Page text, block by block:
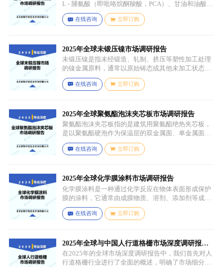
L - 脯氨酸（即吡咯烷酮羧酸，PCA）、甘油和油酸通
过化学反应生成，化学名称为 5 - 氧代 - L - 脯氨酸 2 -
羟基 - 3-(油酰氧基) 丙酯，分子式为 C26H45NO6，分
先进行皂化反应得到脂肪酸盐，再经过酸化、酯化等
一系列反应，将甘油与油酸结合，并引入 PCA 基团，
从而得到 PCA 甘油油酸酯。
在线咨询 立即订购
2025年全球未锻压镍市场调研报告
未锻压镍是指未经锻造、轧制、挤压等塑性加工处理
的镍金属原料，通常以原始铸态或其他未加工状态存
在，一般为块状、锭状、粒状或其他铸造成型的原始
形态，表面可能保留铸造过程中形成的粗糙纹理或缺
力学性能，质地较脆且强度较低。
在线咨询 立即订购
2025年全球聚氨酯泡沫夹芯板市场调研报告
聚氨酯泡沫夹芯板指的是建筑用聚氨酯绝热夹芯板，
是以聚氨酯硬泡作为保温层的双金属面、单金属面或
非金属面复合板材。
在线咨询 立即订购
2025年全球化学膜涂料市场调研报告
化学膜涂料是一种通过化学反应在物体表面形成保护
膜的涂料，它通常由成膜物质、溶剂、添加剂等成分
组成。成膜物质是涂料的主要成分，它在施工后通过
化学反应（如聚合反应、交联反应等）形成连续的、
可改善涂料的性能，如提高附着力、耐候性、耐腐蚀
性等。
在线咨询 立即订购
2025年全球与中国人行道格栅市场深度调研报
告：行业趋势与投资前景分析
在2025年的全球市场深度调研报告中，我们首先对人
行道格栅行业进行了全面的概述，明确了市场细分与